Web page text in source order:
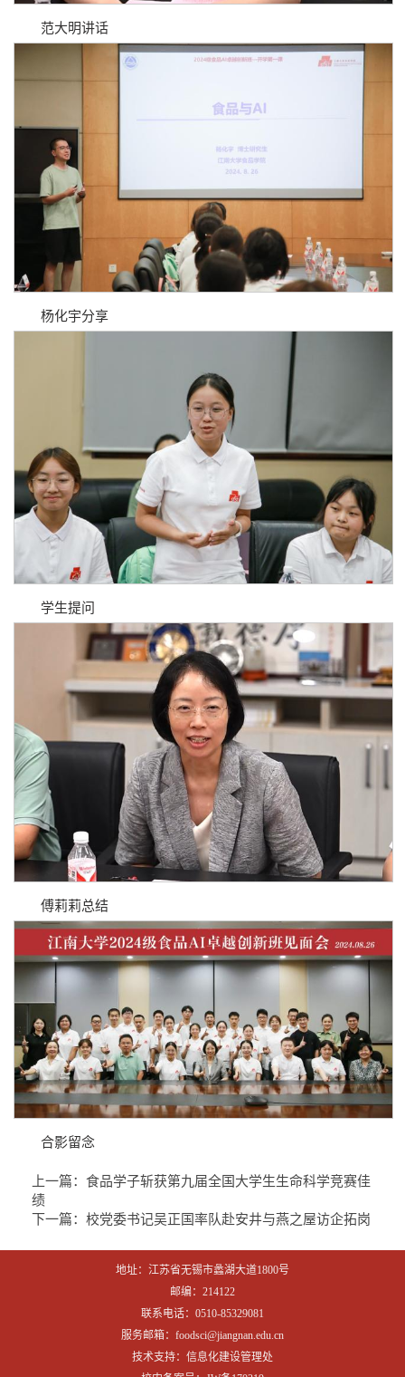
范大明讲话
杨化宇分享
学生提问
傅莉莉总结
合影留念
上一篇： 食品学子斩获第九届全国大学生生命科学竞赛佳
绩
下一篇： 校党委书记吴正国率队赴安井与燕之屋访企拓岗
地址：江苏省无锡市蠡湖大道1800号
邮编：214122
联系电话：0510-85329081
服务邮箱：foodsci@jiangnan.edu.cn
技术支持：信息化建设管理处